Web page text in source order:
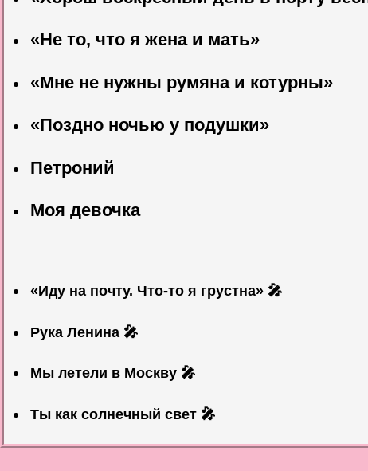
«Не то, что я жена и мать»
«Мне не нужны румяна и котурны»
«Поздно ночью у подушки»
Петроний
Моя девочка
«Иду на почту. Что-то я грустна» 🎤
Рука Ленина 🎤
Мы летели в Москву 🎤
Ты как солнечный свет 🎤